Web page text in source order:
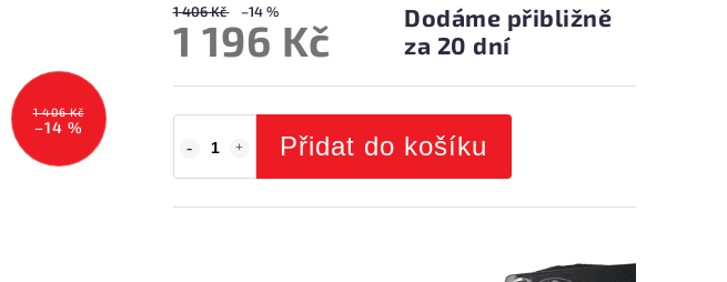
1 406 Kč
–14 %
1 406 Kč –14 %
1 196 Kč
Dodáme přibližně
za 20 dní
Přidat do košíku